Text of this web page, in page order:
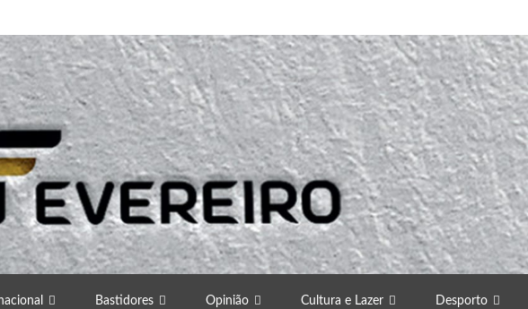
Bastidores Opinião Cultura e Lazer Desporto